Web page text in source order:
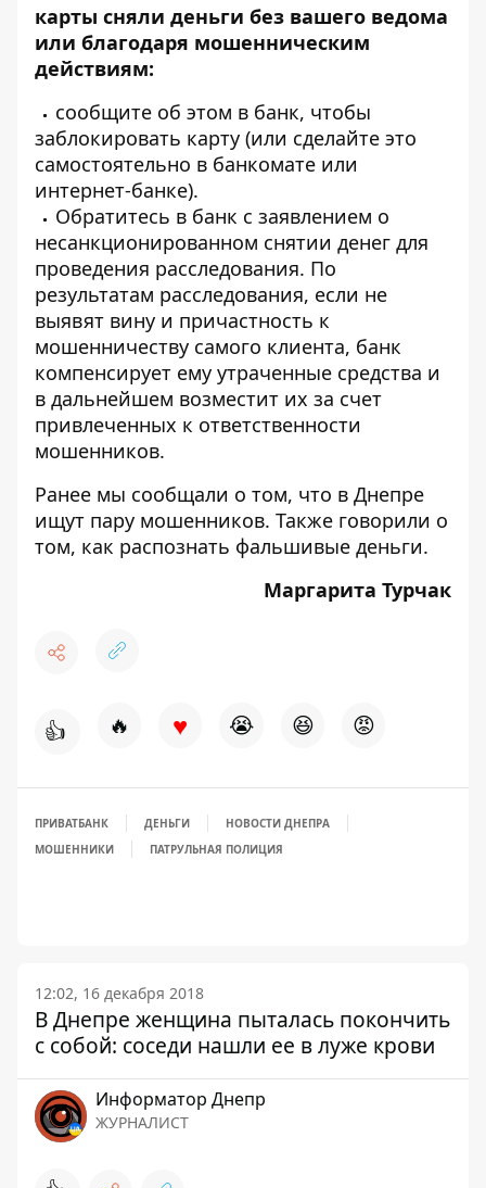
карты сняли деньги без вашего ведома
или благодаря мошенническим
действиям:
сообщите об этом в банк, чтобы
заблокировать карту (или сделайте это
самостоятельно в банкомате или
интернет-банке).
Обратитесь в банк с заявлением о
несанкционированном снятии денег для
проведения расследования. По
результатам расследования, если не
выявят вину и причастность к
мошенничеству самого клиента, банк
компенсирует ему утраченные средства и
в дальнейшем возместит их за счет
привлеченных к ответственности
мошенников.
Ранее мы сообщали о том, что в Днепре
ищут пару мошенников. Также говорили о
том, как распознать фальшивые деньги.
Маргарита Турчак
👍 🔥 ♥ 😭 😆 😡
ПРИВАТБАНК ДЕНЬГИ
НОВОСТИ ДНЕПРА
МОШЕННИКИ
ПАТРУЛЬНАЯ ПОЛИЦИЯ
12:02, 16 декабря 2018
В Днепре женщина пыталась покончить
с собой: соседи нашли ее в луже крови
Информатор Днепр
ЖУРНАЛИСТ